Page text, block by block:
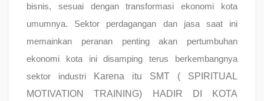
bisnis, sesuai dengan transformasi ekonomi kota
umumnya. Sektor perdagangan dan jasa saat ini
memainkan peranan penting akan pertumbuhan
ekonomi kota ini disamping terus berkembangnya
sektor industri Karena itu SMT ( SPIRITUAL
MOTIVATION TRAINING) HADIR DI KOTA